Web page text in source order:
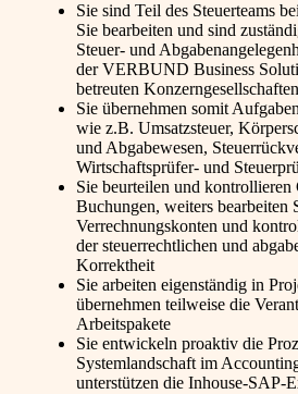
Sie sind Teil des Steuerteams
Sie bearbeiten und sind
Steuer- und
der VERBUND Business
betreuten Konzerngesellschaften
Sie übernehmen somit
wie z.B. Umsatzsteuer,
und Abgabewesen,
Wirtschaftsprüfer- und
Sie beurteilen und kontrollieren
Buchungen, weiters bearbeiten
Verrechnungskonten und
der steuerrechtlichen und
Korrektheit
Sie arbeiten eigenständig in
übernehmen teilweise die
Arbeitspakete
Sie entwickeln proaktiv die
Systemlandschaft im
unterstützen die Inhouse-SAP-